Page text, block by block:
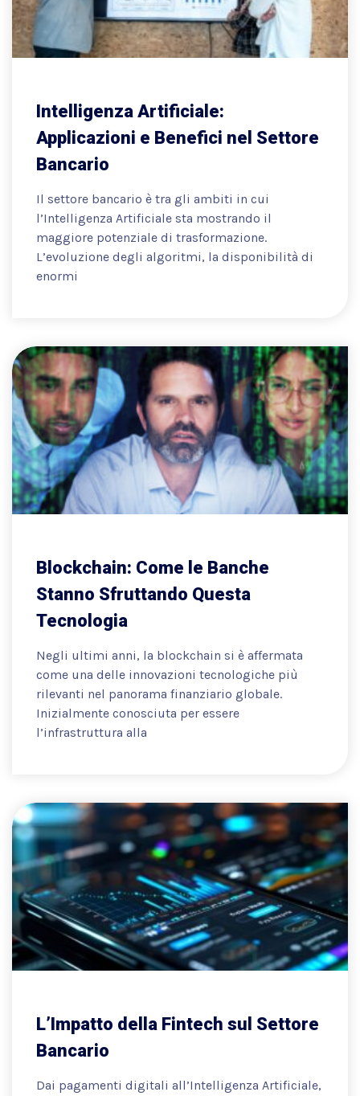
Intelligenza Artificiale:
Applicazioni e Benefici nel Settore
Bancario
Il settore bancario è tra gli ambiti in cui
l’Intelligenza Artificiale sta mostrando il
maggiore potenziale di trasformazione.
L’evoluzione degli algoritmi, la disponibilità di
enormi
Blockchain: Come le Banche
Stanno Sfruttando Questa
Tecnologia
Negli ultimi anni, la blockchain si è affermata
come una delle innovazioni tecnologiche più
rilevanti nel panorama finanziario globale.
Inizialmente conosciuta per essere
l’infrastruttura alla
L’Impatto della Fintech sul Settore
Bancario
Dai pagamenti digitali all’Intelligenza Artificiale,